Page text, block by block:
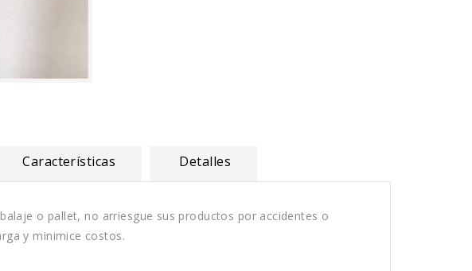
Características Detalles
o pallet, no arriesgue sus productos por accidentes o
y minimice costos.